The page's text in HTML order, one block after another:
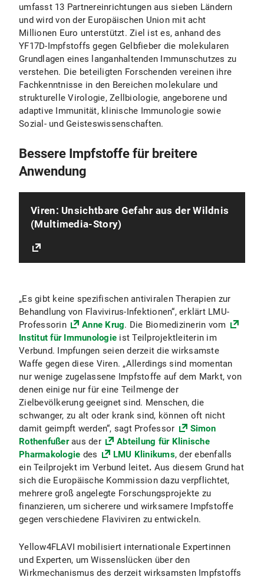
umfasst 13 Partnereinrichtungen aus sieben Ländern
und wird von der Europäischen Union mit acht
Millionen Euro unterstützt. Ziel ist es, anhand des
YF17D-Impfstoffs gegen Gelbfieber die molekularen
Grundlagen eines langanhaltenden Immunschutzes zu
verstehen. Die beteiligten Forschenden vereinen ihre
Fachkenntnisse in den Bereichen molekulare und
strukturelle Virologie, Zellbiologie, angeborene und
adaptive Immunität, klinische Immunologie sowie
Sozial- und Geisteswissenschaften.
Bessere Impfstoffe für breitere
Anwendung
Viren: Unsichtbare Gefahr aus der Wildnis
(Multimedia-Story)
„Es gibt keine spezifischen antiviralen Therapien zur
Behandlung von Flavivirus-Infektionen“, erklärt LMU-
Professorin
Anne Krug. Die Biomedizinerin vom
Institut für Immunologie ist Teilprojektleiterin im
Verbund. Impfungen seien derzeit die wirksamste
Waffe gegen diese Viren. „Allerdings sind momentan
nur wenige zugelassene Impfstoffe auf dem Markt, von
denen einige nur für eine Teilmenge der
Zielbevölkerung geeignet sind. Menschen, die
schwanger, zu alt oder krank sind, können oft nicht
damit geimpft werden“, sagt Professor
Simon
Rothenfußeraus der
Abteilung für Klinische
Pharmakologie des LMU Klinikums, der ebenfalls
ein Teilprojekt im Verbund leitet. Aus diesem Grund hat
sich die Europäische Kommission dazu verpflichtet,
mehrere groß angelegte Forschungsprojekte zu
finanzieren, um sicherere und wirksamere Impfstoffe
gegen verschiedene Flaviviren zu entwickeln.
Yellow4FLAVI mobilisiert internationale Expertinnen
und Experten, um Wissenslücken über den
Wirkmechanismus des derzeit wirksamsten Impfstoffs